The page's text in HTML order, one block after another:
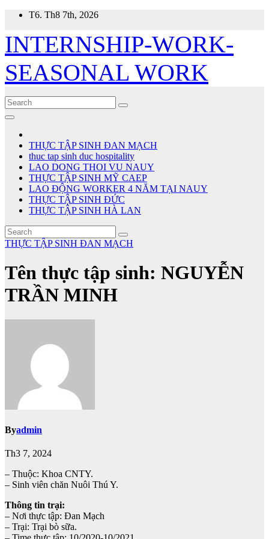
Skip
content
T6. Th8 7th, 2026
INTERNSHIP-WORK-
SEASONAL WORK
THỰC TẬP SINH ĐAN MẠCH
thuc tap sinh duc hospitality
LAO DONG THOI VU NAUY
THỰC TẬP SINH MỸ CAEP
LAO ĐỘNG WORKER 4 NĂM TẠI NAUY
THỰC TẬP SINH ĐỨC
THỰC TẬP SINH HÀ LAN
THỰC TẬP SINH ĐAN MẠCH
Tên thực tập sinh: NGUYỄN
TRẦN MINH
Byadmin
Th3 7, 2024
– Thuộc: Khoa CNTY.
– Sinh viên chăn Nuôi Thú Y.
Thông tin trại:
– Nơi thực tập: Đan Mạch
– Trại: Trại bò sữa.